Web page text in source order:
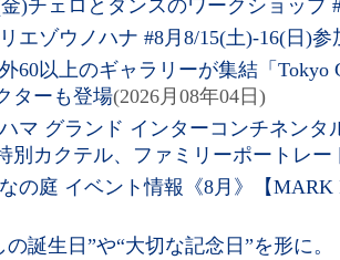
)チェロとダンスのワークショップ
エゾウノハナ #8月8/15(土)-16(日)参
60以上のギャラリーが集結「Tokyo
ターも登場(2026月08年04日)
マ グランド インターコンチネンタ
別カクテル、ファミリーポートレー
の庭 イベント情報《8月》【MARK
の誕生日”や“大切な記念日”を形に。